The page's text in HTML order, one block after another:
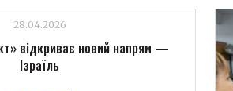
28.04.2026
відкриває новий напрям —
Ізраїль